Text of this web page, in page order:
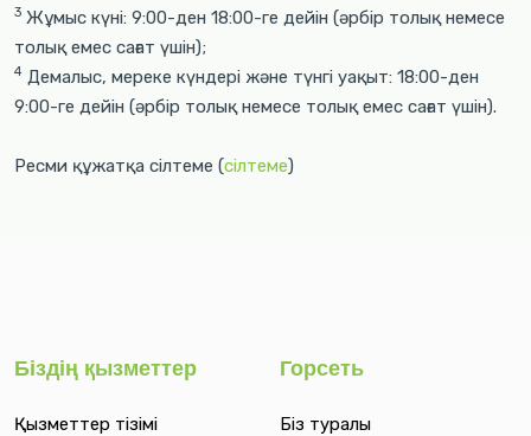
3 Жұмыс күні: 9:00-ден 18:00-ге дейін (әрбір толық немесе
толық емес сағат үшін);
4 Демалыс, мереке күндері және түнгі уақыт: 18:00-ден
9:00-ге дейін (әрбір толық немесе толық емес сағат үшін).
Ресми құжатқа сілтеме (сілтеме)
Біздің қызметтер
Қызметтер тізімі
Горсеть
Біз туралы